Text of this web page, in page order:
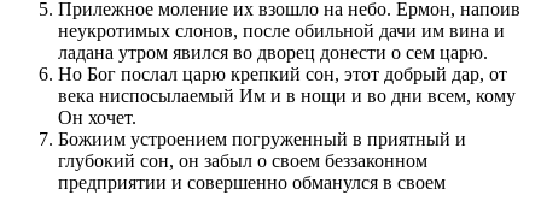
Прилежное моление их взошло на небо. Ермон, напоив
неукротимых слонов, после обильной дачи им вина и
ладана утром явился во дворец донести о сем царю.
Но Бог послал царю крепкий сон, этот добрый дар, от
века ниспосылаемый Им и в нощи и во дни всем, кому
Он хочет.
Божиим устроением погруженный в приятный и
глубокий сон, он забыл о своем беззаконном
предприятии и совершенно обманулся в своем